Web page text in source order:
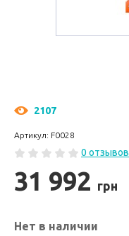
2107
Артикул: F0028
0 отзывов
31 992 грн
Нет в наличии